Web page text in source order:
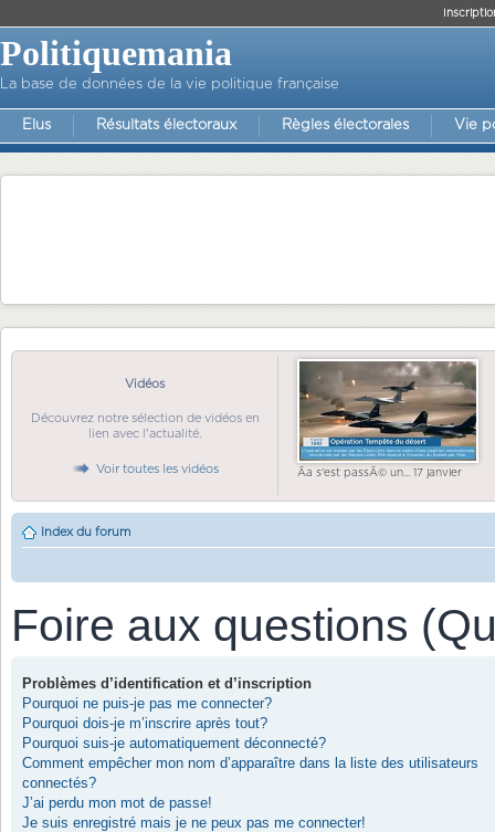
Politiquemania
La base de données de la vie politique française
Elus Résultats électoraux Règles électorales Vie
Vidéos
Découvrez notre sélection de vidéos en
lien avec l'actualité.
Voir toutes les vidéos Ãa s'est passÃ© un... 17 janvier
Index du forum
Foire aux questions
Problèmes d’identification et d’inscription
Pourquoi ne puis-je pas me connecter?
Pourquoi dois-je m’inscrire après tout?
Pourquoi suis-je automatiquement déconnecté?
Comment empêcher mon nom d’apparaître dans la liste des utilisateurs
connectés?
J’ai perdu mon mot de passe!
Je suis enregistré mais je ne peux pas me connecter!